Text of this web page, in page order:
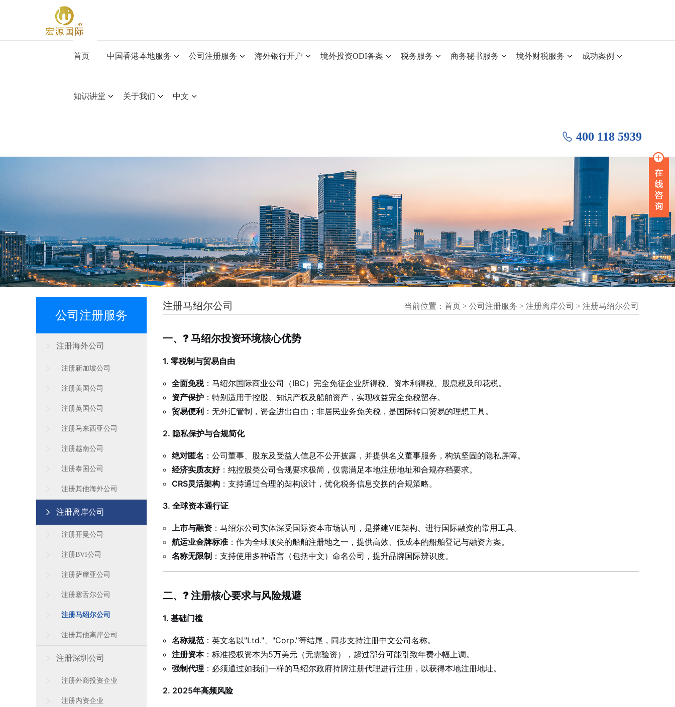
首页 中国香港本地服务 公司注册服务 海外银行开户 境外投资ODI备案 税务服务 商务秘书服务 境外财税服务 成功案例
知识讲堂 关于我们 中文
400 118 5939
公司注册服务
注册海外公司
注册新加坡公司
注册美国公司
注册英国公司
注册马来西亚公司
注册越南公司
注册泰国公司
注册其他海外公司
注册离岸公司
注册开曼公司
注册BVI公司
注册萨摩亚公司
注册塞舌尔公司
注册马绍尔公司
注册其他离岸公司
注册深圳公司
注册外商投资企业
注册内资企业
注册马绍尔公司 当前位置： 首页 > 公司注册服务 > 注册离岸公司 > 注册马绍尔公司
一、?️ 马绍尔投资环境核心优势
1. 零税制与贸易自由
全面免税：马绍尔国际商业公司（IBC）完全免征企业所得税、资本利得税、股息税及印花税。
资产保护 ：特别适用于控股、知识产权及船舶资产，实现收益完全免税留存。
贸易便利 ：无外汇管制，资金进出自由；非居民业务免关税，是国际转口贸易的理想工具。
2. 隐私保护与合规简化
绝对匿名 ：公司董事、股东及受益人信息不公开披露，并提供名义董事服务，构筑坚固的隐私屏障。
经济实质友好：纯控股类公司合规要求极简，仅需满足本地注册地址和合规存档要求。
CRS灵活架构 ：支持通过合理的架构设计，优化税务信息交换的合规策略。
3. 全球资本通行证
上市与融资 ：马绍尔公司实体深受国际资本市场认可，是搭建VIE架构、进行国际融资的常用工具。
航运业金牌标准 ：作为全球顶尖的船舶注册地之一，提供高效、低成本的船舶登记与融资方案。
名称无限制 ：支持使用多种语言（包括中文）命名公司，提升品牌国际辨识度。
二、? 注册核心要求与风险规避
1. 基础门槛
名称规范：英文名以"Ltd."、"Corp."等结尾，同步支持注册中文公司名称。
注册资本：标准授权资本为5万美元（无需验资），超过部分可能引致年费小幅上调。
强制代理 ：必须通过如我们一样的马绍尔政府持牌注册代理进行注册，以获得本地注册地址。
2. 2025年高频风险